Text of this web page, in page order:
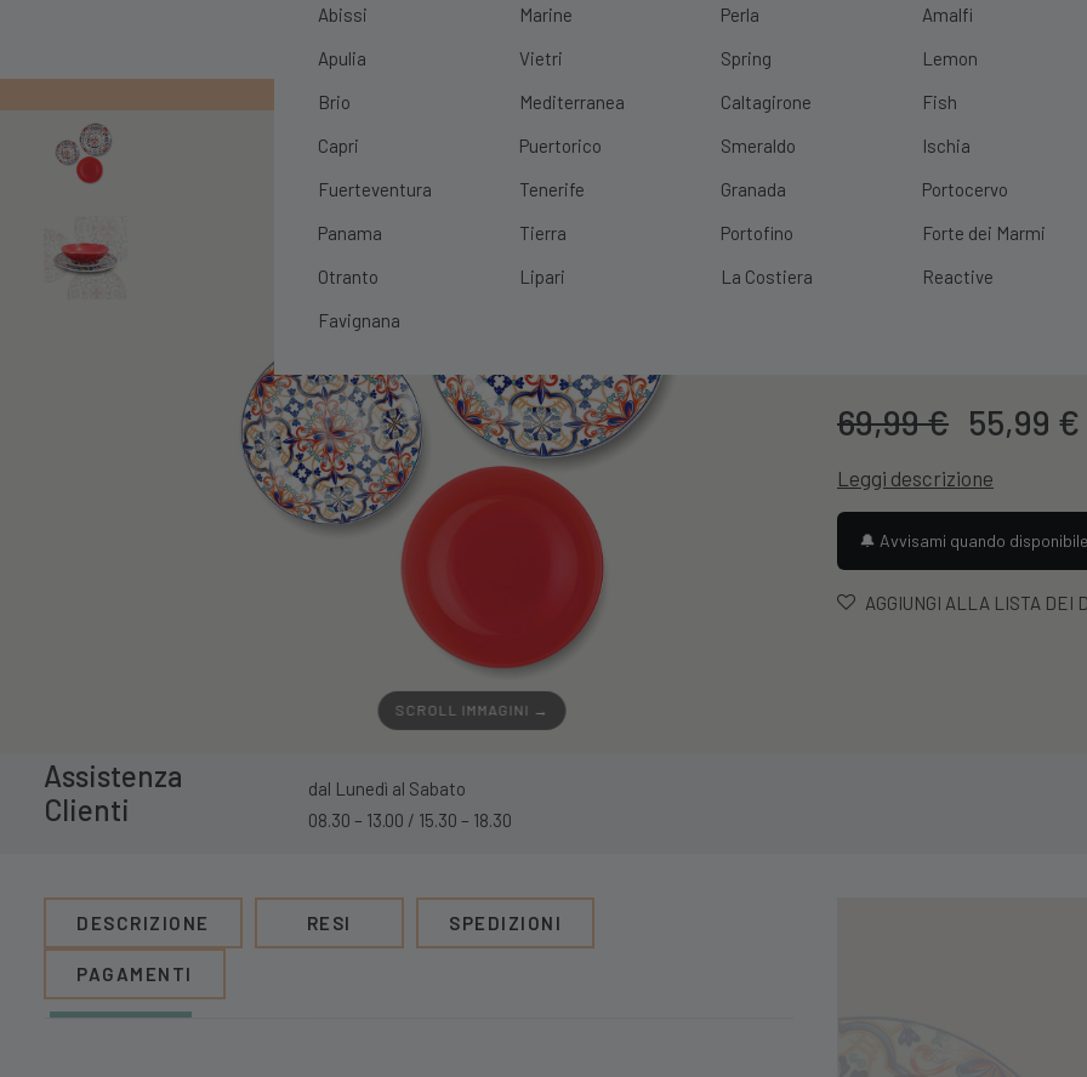
Abissi
Apulia
Brio
Capri
Fuerteventura
Panama
Otranto
Favignana
Marine
Vietri
Mediterranea
Puertorico
Tenerife
Tierra
Lipari
Perla
Spring
Caltagirone
Smeraldo
Granada
Portofino
La Costiera
Amalfi
Lemon
Fish
Ischia
Portocervo
Forte dei Marmi
Reactive
PRIMO ORDINE?10% DI SCONTO SCOPRI|SPEDIZIONE GRATUITA CON UN
SCROLL IMMAGINI →
Servizio 18
Porcellana
69,99€ Il
era:
69,99 €.
55,99 €
Leggi descrizione
🔔 Avvisami quando disponibile
AGGIUNGI ALLA LISTA DEI
Assistenza
Clienti
dal Lunedì al Sabato
08.30 – 13.00 / 15.30 – 18.30
DESCRIZIONE RESI SPEDIZIONI
PAGAMENTI